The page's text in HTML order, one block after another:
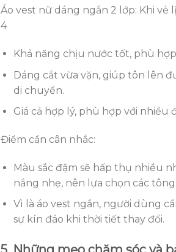
Áo vest nữ dáng ngắn 2 lớp: Khi
4
Khả năng chịu nước tốt, phù
Dáng cắt vừa vặn, giúp tôn lên
di chuyển.
Giá cả hợp lý, phù hợp với nhiều
Điểm cần cân nhắc:
Màu sắc đậm sẽ hấp thụ nhiều
nắng nhẹ, nên lựa chọn các
Vì là áo vest ngắn, người dùng
sự kín đáo khi thời tiết thay đổi.